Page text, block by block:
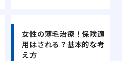
女性の薄毛治療！保険適
用はされる？基本的な考
え方